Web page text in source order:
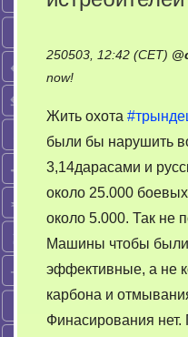
250503, 12:42 (CET) @
now!on
40.000
истребителей
Жить охота
были бы нарушить
3,14дарасами и
около 25.000
около 5.000. Так не
Машины чтобы
эффективные, а не
карбона и
Финасирования